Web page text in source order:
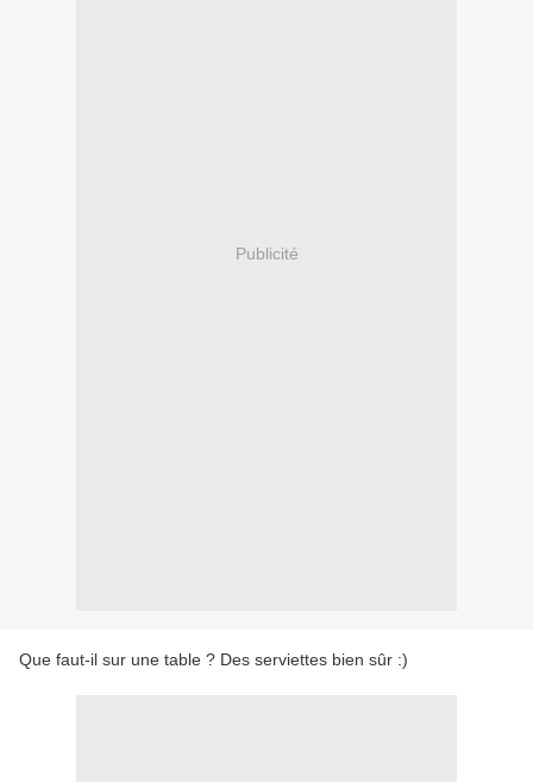
Publicité
Que faut-il sur une table ? Des serviettes bien sûr :)